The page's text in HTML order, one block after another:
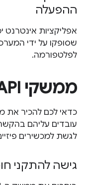
ההפעלה
אפליקציות אינטרנט
שסופקו על ידי
לפלטפורמה.
ממשקי API לחומרה
לגשת למכשירים
גישה להתקני